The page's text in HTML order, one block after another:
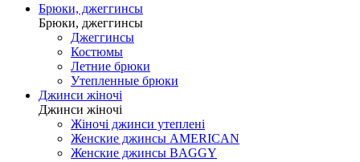
Брюки, джеггинсы
Брюки, джеггинсы
Джеггинсы
Костюмы
Летние брюки
Утепленные брюки
Джинси жіночі
Джинси жіночі
Жіночі джинси утеплені
Женские джинсы AMERICAN
Женские джинсы BAGGY